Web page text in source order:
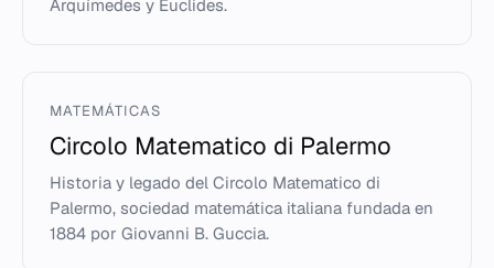
Arquímedes y Euclides.
MATEMÁTICAS
Circolo Matematico di Palermo
Historia y legado del Circolo Matematico di
Palermo, sociedad matemática italiana fundada en
1884 por Giovanni B. Guccia.